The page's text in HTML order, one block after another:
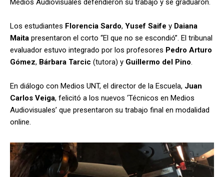
Medios Audiovisuales defendieron su trabajo y se graduaron.
Los estudiantes Florencia Sardo, Yusef Saife y Daiana
Maita presentaron el corto “El que no se escondió”. El tribunal
evaluador estuvo integrado por los profesores Pedro Arturo
Gómez, Bárbara Tarcic (tutora) y Guillermo del Pino.
En diálogo con Medios UNT, el director de la Escuela, Juan
Carlos Veiga, felicitó a los nuevos ‘Técnicos en Medios
Audiovisuales’ que presentaron su trabajo final en modalidad
online.